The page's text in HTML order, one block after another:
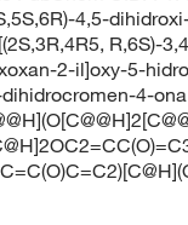
4,5-
R,6S)-
2-il]oxy-5-
4-